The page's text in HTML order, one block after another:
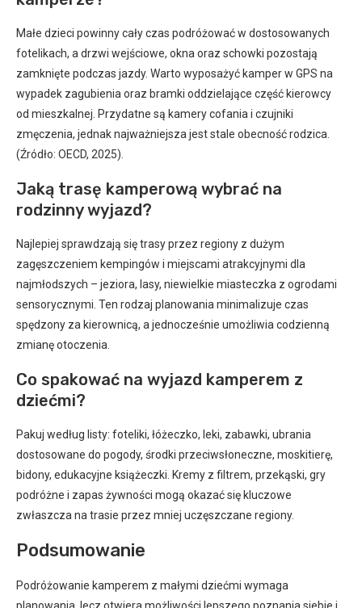
Małe dzieci powinny cały czas podróżować w dostosowanych
fotelikach, a drzwi wejściowe, okna oraz schowki pozostają
zamknięte podczas jazdy. Warto wyposażyć kamper w GPS na
wypadek zagubienia oraz bramki oddzielające część kierowcy
od mieszkalnej. Przydatne są kamery cofania i czujniki
zmęczenia, jednak najważniejsza jest stale obecność rodzica.
(Źródło: OECD, 2025).
Jaką trasę kamperową wybrać na
rodzinny wyjazd?
Najlepiej sprawdzają się trasy przez regiony z dużym
zagęszczeniem kempingów i miejscami atrakcyjnymi dla
najmłodszych – jeziora, lasy, niewielkie miasteczka z ogrodami
sensorycznymi. Ten rodzaj planowania minimalizuje czas
spędzony za kierownicą, a jednocześnie umożliwia codzienną
zmianę otoczenia.
Co spakować na wyjazd kamperem z
dziećmi?
Pakuj według listy: foteliki, łóżeczko, leki, zabawki, ubrania
dostosowane do pogody, środki przeciwsłoneczne, moskitierę,
bidony, edukacyjne książeczki. Kremy z filtrem, przekąski, gry
podróżne i zapas żywności mogą okazać się kluczowe
zwłaszcza na trasie przez mniej uczęszczane regiony.
Podsumowanie
Podróżowanie kamperem z małymi dziećmi wymaga